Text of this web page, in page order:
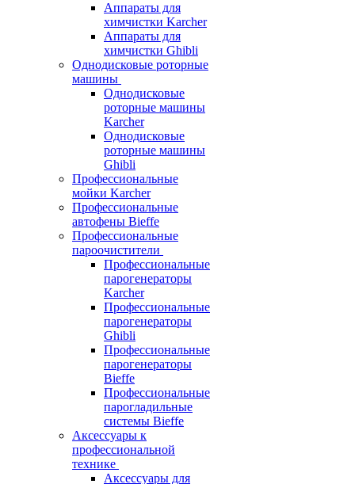
Аппараты для
химчистки Karcher
Аппараты для
химчистки Ghibli
Однодисковые роторные
машины
Однодисковые
роторные машины
Karcher
Однодисковые
роторные машины
Ghibli
Профессиональные
мойки Karcher
Профессиональные
автофены Bieffe
Профессиональные
пароочистители
Профессиональные
парогенераторы
Karcher
Профессиональные
парогенераторы
Ghibli
Профессиональные
парогенераторы
Bieffe
Профессиональные
парогладильные
системы Bieffe
Аксессуары к
профессиональной
технике
Аксессуары для